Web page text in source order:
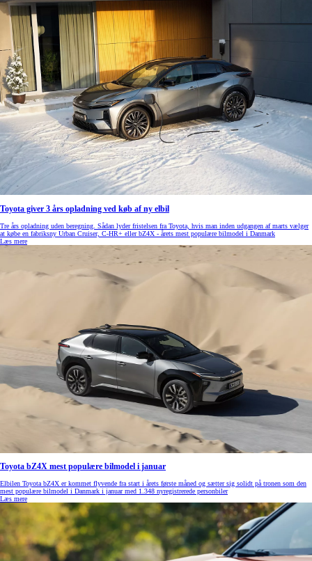
Toyota giver 3 års opladning ved køb af ny elbil
Tre års opladning uden beregning. Sådan lyder fristelsen fra Toyota, hvis man inden udgangen af marts vælger
at købe en fabriksny Urban Cruiser, C-HR+ eller bZ4X - årets mest populære bilmodel i Danmark
Læs mere
Toyota bZ4X mest populære bilmodel i januar
Elbilen Toyota bZ4X er kommet flyvende fra start i årets første måned og sætter sig solidt på tronen som den
mest populære bilmodel i Danmark i januar med 1.348 nyregistrerede personbiler
Læs mere